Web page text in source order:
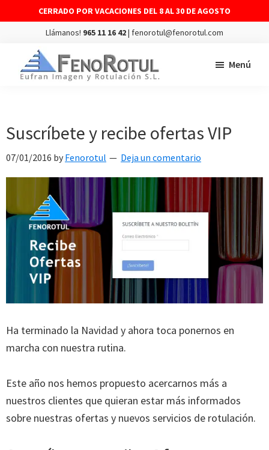
CERRADO POR VACACIONES DEL 8 AL 30 DE AGOSTO
Llámanos! 965 11 16 42| fenorotul@fenorotul.com
montaje
de
rótulos
y
Menú
Suscríbete y recibe ofertas VIP
07/01/2016 by Fenorotul Deja un comentario
Ha terminado la Navidad y ahora toca ponernos en
marcha con nuestra rutina.
Este año nos hemos propuesto acercarnos más a
nuestros clientes que quieran estar más informados
sobre nuestras ofertas y nuevos servicios de rotulación.